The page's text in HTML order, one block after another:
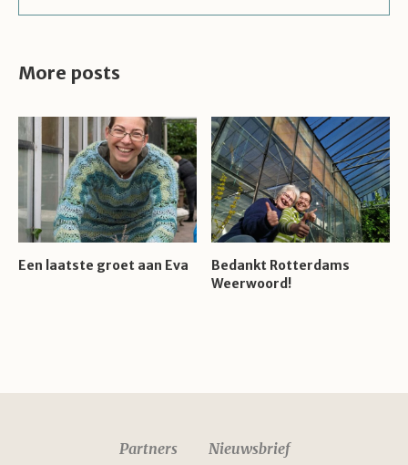
More posts
Een laatste groet aan Eva
Bedankt Rotterdams
Weerwoord!
Partners Nieuwsbrief